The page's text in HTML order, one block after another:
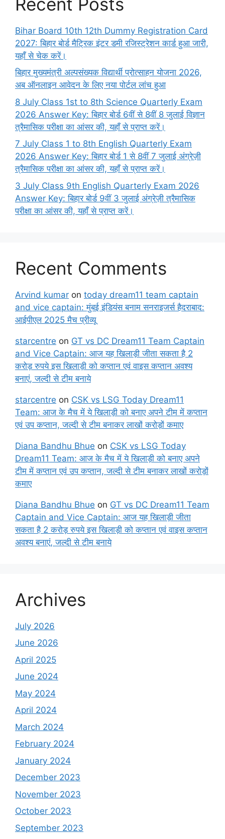
Bihar Board 10th 12th Dummy Registration Card
2027: बिहार बोर्ड मैट्रिक इंटर डमी रजिस्ट्रेशन कार्ड हुआ जारी,
यहाँ से चेक करें।
बिहार मुख्यमंत्री अल्पसंख्यक विद्यार्थी प्रोत्साहन योजना 2026,
अब ऑनलाइन आवेदन के लिए नया पोर्टल लांच हुआ
8 July Class 1st to 8th Science Quarterly Exam
2026 Answer Key: बिहार बोर्ड 6वीं से 8वीं 8 जुलाई विज्ञान
त्रैमासिक परीक्षा का आंसर की, यहाँ से प्राप्त करें।
7 July Class 1 to 8th English Quarterly Exam
2026 Answer Key: बिहार बोर्ड 1 से 8वीं 7 जुलाई अंग्रेज़ी
त्रैमासिक परीक्षा का आंसर की, यहाँ से प्राप्त करें।
3 July Class 9th English Quarterly Exam 2026
Answer Key: बिहार बोर्ड 9वीं 3 जुलाई अंग्रेज़ी त्रैमासिक
परीक्षा का आंसर की, यहाँ से प्राप्त करें।
Recent Comments
Arvind kumar on today dream11 team captain
and vice captain: मुंबई इंडियंस बनाम सनराइजर्स हैदराबाद:
आईपीएल 2025 मैच प्रीव्यू
starcentre on GT vs DC Dream11 Team Captain
and Vice Captain: आज यह खिलाड़ी जीता सकता है 2
करोड़ रुपये इस खिलाड़ी को कप्तान एवं वाइस कप्तान अवश्य
बनाएं, जल्दी से टीम बनाये
starcentre on CSK vs LSG Today Dream11
Team: आज के मैच में ये खिलाड़ी को बनाए अपने टीम में कप्तान
एवं उप कप्तान, जल्दी से टीम बनाकर लाखों करोड़ों कमाए
Diana Bandhu Bhue on CSK vs LSG Today
Dream11 Team: आज के मैच में ये खिलाड़ी को बनाए अपने
टीम में कप्तान एवं उप कप्तान, जल्दी से टीम बनाकर लाखों करोड़ों
कमाए
Diana Bandhu Bhue on GT vs DC Dream11 Team
Captain and Vice Captain: आज यह खिलाड़ी जीता
सकता है 2 करोड़ रुपये इस खिलाड़ी को कप्तान एवं वाइस कप्तान
अवश्य बनाएं, जल्दी से टीम बनाये
Archives
July 2026
June 2026
April 2025
June 2024
May 2024
April 2024
March 2024
February 2024
January 2024
December 2023
November 2023
October 2023
September 2023